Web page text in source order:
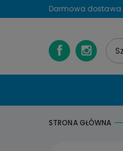
Darmowa dostawa
STRONA GŁÓWNA